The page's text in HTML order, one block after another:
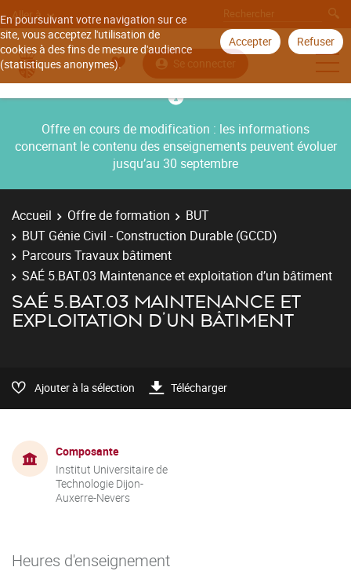
En poursuivant votre navigation sur ce
site, vous acceptez l'utilisation de
cookies à des fins de mesure d'audience
(statistiques anonymes).
Accepter Refuser
Aller à
Se connecter
Offre en cours de modification : les informations
concernant le contenu des enseignements peuvent évoluer
jusqu’au 30 septembre
Accueil Offre de formation
BUT
BUT Génie Civil - Construction Durable (GCCD)
Parcours Travaux bâtiment
SAÉ 5.BAT.03 Maintenance et exploitation d’un bâtiment
SAÉ 5.BAT.03 MAINTENANCE ET
EXPLOITATION D’UN BÂTIMENT
Ajouter à la sélection Télécharger
Composante
Institut Universitaire de
Technologie Dijon-
Auxerre-Nevers
Heures d'enseignement